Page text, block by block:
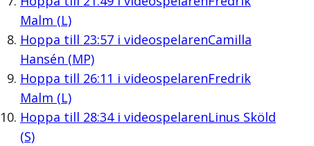
Malm (L)
Hoppa till 23:57i videospelarenCamilla
Hansén (MP)
Hoppa till 26:11 i videospelarenFredrik
Malm (L)
Hoppa till 28:34i videospelarenLinus Sköld
(S)